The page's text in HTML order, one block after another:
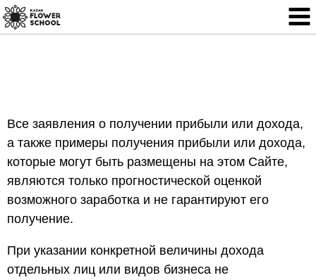
Все заявления о получении прибыли или дохода,
а также примеры получения прибыли или дохода,
которые могут быть размещены на этом Сайте,
являются только прогностической оценкой
возможного заработка и не гарантируют его
получение.
При указании конкретной величины дохода
отдельных лиц или видов бизнеса не